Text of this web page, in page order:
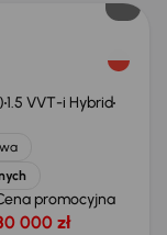
1.5 VVT-i Hybrid
promocyjna
000 zł